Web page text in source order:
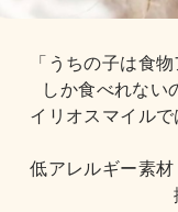
「うちの子は食
しか食べれない
イリオスマイル
低アレルギー素